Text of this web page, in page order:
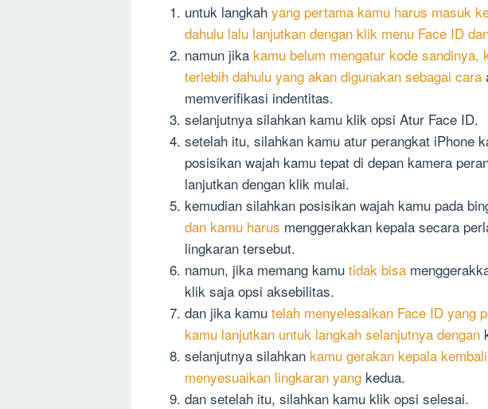
untuk langkah yang pertama kamu harus masuk
dahulu lalu lanjutkan dengan klik menu Face ID
namun jika kamu belum mengatur kode sandinya,
terlebih dahulu yang akan digunakan sebagai cara
memverifikasi indentitas.
selanjutnya silahkan kamu klik opsi Atur Face ID.
setelah itu, silahkan kamu atur perangkat iPhone
posisikan wajah kamu tepat di depan kamera
lanjutkan dengan klik mulai.
kemudian silahkan posisikan wajah kamu pada
dan kamu harus menggerakkan kepala secara
lingkaran tersebut.
namun, jika memang kamu tidak bisa
klik saja opsi aksebilitas.
dan jika kamu telah menyelesaikan Face ID yang
kamu lanjutkan untuk langkah selanjutnya dengan
selanjutnya silahkan kamu gerakan kepala
menyesuaikan lingkaran yang kedua.
dan setelah itu, silahkan kamu klik opsi selesai.